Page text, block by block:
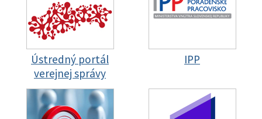
Ústredný portál
verejnej správy
IPP